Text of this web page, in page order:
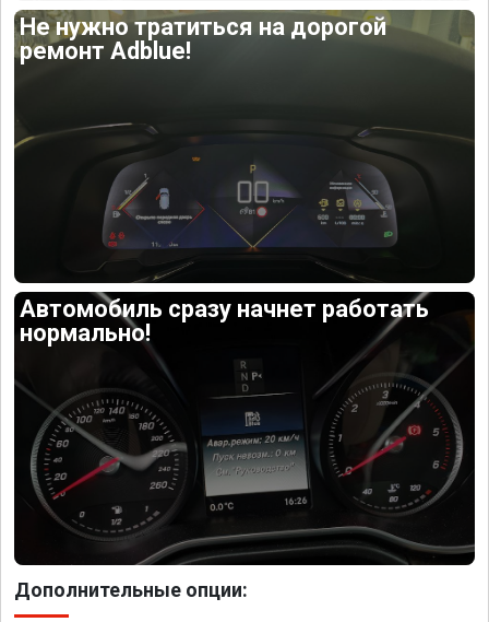
Не нужно тратиться на дорогой
ремонт Adblue!
Автомобиль сразу начнет работать
нормально!
Дополнительные опции: